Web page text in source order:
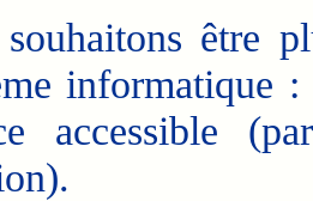
être
informatique
accessible